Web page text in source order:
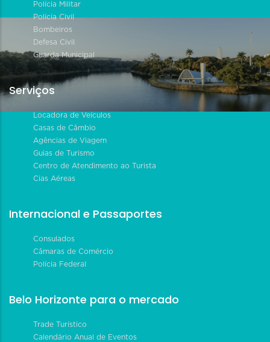
Polícia Militar
Polícia Civil
Bombeiros
Defesa Civil
Guarda Municipal
Serviços
Locadora de Veículos
Casas de Câmbio
Agências de Viagem
Guias de Turismo
Centro de Atendimento ao Turista
Cias Aéreas
Internacional e Passaportes
Consulados
Câmaras de Comércio
Polícia Federal
Belo Horizonte para o mercado
Trade Turístico
Calendário Anual de Eventos